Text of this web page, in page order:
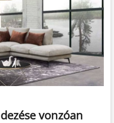
vonzóan